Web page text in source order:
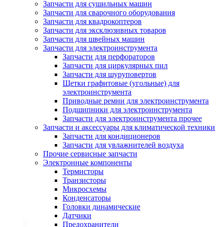
Запчасти для сушильных машин
Запчасти для сварочного оборудования
Запчасти для квадрокоптеров
Запчасти для эксклюзивных товаров
Запчасти для швейных машин
Запчасти для электроинструмента
Запчасти для перфораторов
Запчасти для циркулярных пил
Запчасти для шуруповертов
Щетки графитовые (угольные) для
электроинструмента
Приводные ремни для электроинструмента
Подшипники для электроинструмента
Запчасти для электроинструмента прочее
Запчасти и аксессуары для климатической техники
Запчасти для кондиционеров
Запчасти для увлажнителей воздуха
Прочие сервисные запчасти
Электронные компоненты
Термисторы
Транзисторы
Микросхемы
Конденсаторы
Головки динамические
Датчики
Предохранители